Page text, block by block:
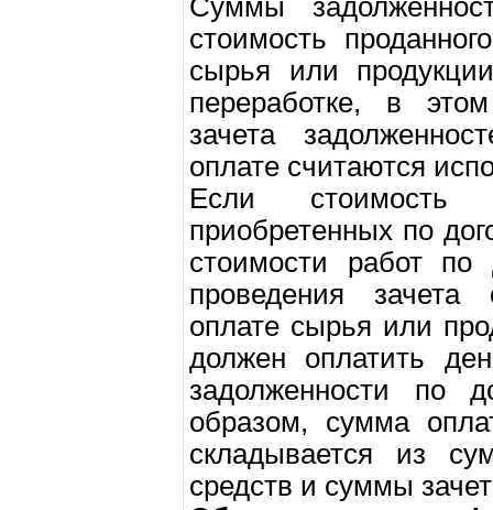
Суммы
стоимость
сырья или
переработке, в
зачета
оплате считаются
Если
приобретенных по
стоимости работ по
проведения зачета
оплате сырья или
должен оплатить
задолженности по
образом, сумма
складывается из
средств и суммы